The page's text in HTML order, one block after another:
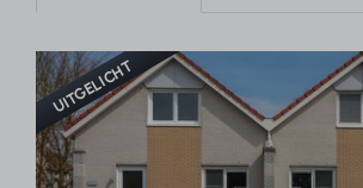
UITGELICHT